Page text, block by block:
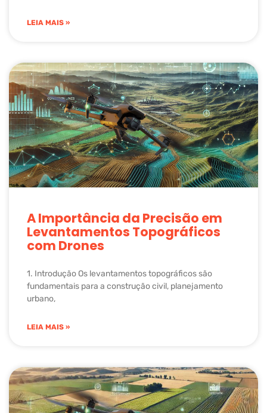
LEIA MAIS »
A Importância da Precisão em
Levantamentos Topográficos
com Drones
1. Introdução Os levantamentos topográficos são
fundamentais para a construção civil, planejamento
urbano,
LEIA MAIS »